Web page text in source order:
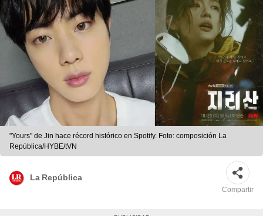
"Yours" de Jin hace récord histórico en Spotify. Foto: composición La
República/HYBE/tVN
La República
Compartir